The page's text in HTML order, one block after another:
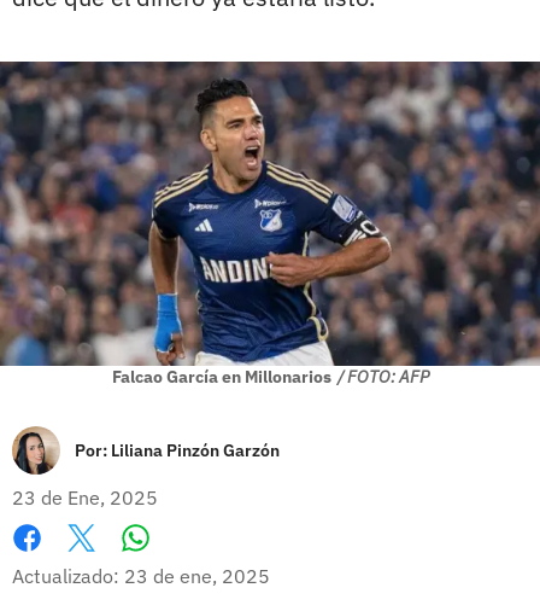
Falcao García en Millonarios / FOTO: AFP
Por: Liliana Pinzón Garzón
23 de Ene, 2025
Facebook
X
Actualizado: 23 de ene, 2025